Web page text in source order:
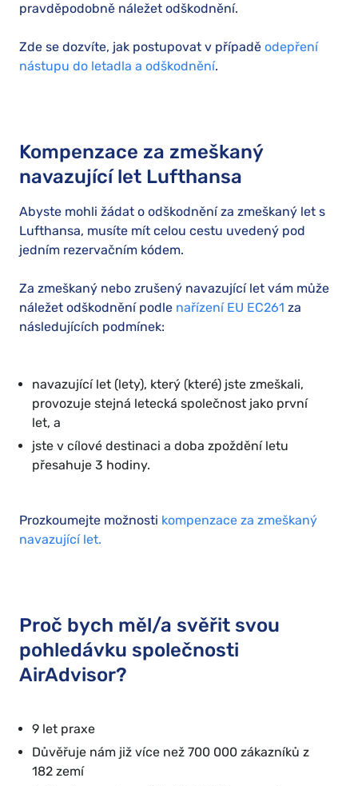
pravděpodobně náležet odškodnění.
Zde se dozvíte, jak postupovat v případě odepření
nástupu do letadla a odškodnění.
Kompenzace za zmeškaný
navazující let Lufthansa
Abyste mohli žádat o odškodnění za zmeškaný let s
Lufthansa, musíte mít celou cestu uvedený pod
jedním rezervačním kódem.
Za zmeškaný nebo zrušený navazující let vám může
náležet odškodnění podle nařízení EU EC261 za
následujících podmínek:
navazující let (lety), který (které) jste zmeškali,
provozuje stejná letecká společnost jako první
let, a
jste v cílové destinaci a doba zpoždění letu
přesahuje 3 hodiny.
Prozkoumejte možnosti kompenzace za zmeškaný
navazující let.
Proč bych měl/a svěřit svou
pohledávku společnosti
AirAdvisor?
9 let praxe
Důvěřuje nám již více než 700 000 zákazníků z
182 zemí